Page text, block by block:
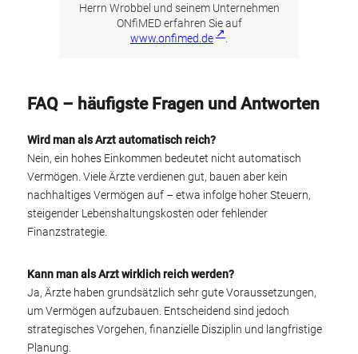
Herrn Wrobbel und seinem Unternehmen
ONfiMED erfahren Sie auf
www.onfimed.de
FAQ – häufigste Fragen und Antworten
Wird man als Arzt automatisch reich?
Nein, ein hohes Einkommen bedeutet nicht automatisch
Vermögen. Viele Ärzte verdienen gut, bauen aber kein
nachhaltiges Vermögen auf – etwa infolge hoher Steuern,
steigender Lebenshaltungskosten oder fehlender
Finanzstrategie.
Kann man als Arzt wirklich reich werden?
Ja, Ärzte haben grundsätzlich sehr gute Voraussetzungen,
um Vermögen aufzubauen. Entscheidend sind jedoch
strategisches Vorgehen, finanzielle Disziplin und langfristige
Planung.